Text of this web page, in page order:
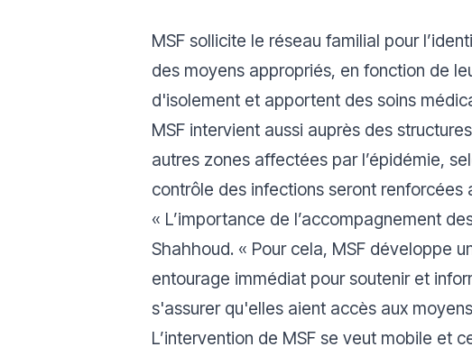
MSF sollicite le réseau familial pour
des moyens appropriés, en fonction de
d'isolement et apportent des soins
MSF intervient aussi auprès des
autres zones affectées par l’épidémie,
contrôle des infections seront
« L’importance de l’accompagnement
Shahhoud. « Pour cela, MSF développe
entourage immédiat pour soutenir et
s'assurer qu'elles aient accès aux
L’intervention de MSF se veut mobile et